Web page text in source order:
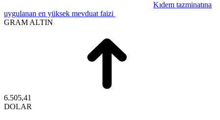
Kıdem tazminatına
uygulanan en yüksek mevduat faizi
GRAM ALTIN
6.505,41
DOLAR